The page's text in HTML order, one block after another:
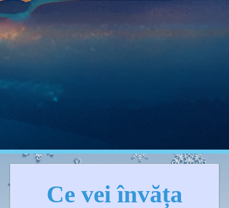
Ce vei învăța